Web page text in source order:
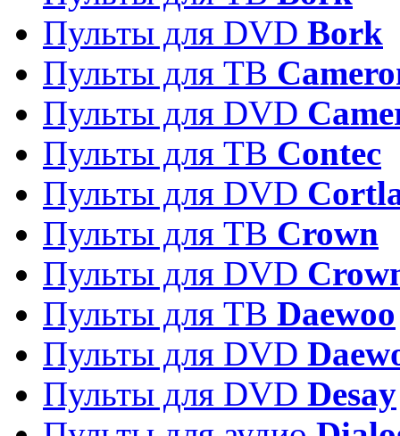
Пульты для DVD Bork
Пульты для ТВ
Пульты для DVD
Пульты для ТВ Contec
Пульты для DVD
Пульты для ТВ Crown
Пульты для DVD
Пульты для ТВ Daewoo
Пульты для DVD
Пульты для DVD Desay